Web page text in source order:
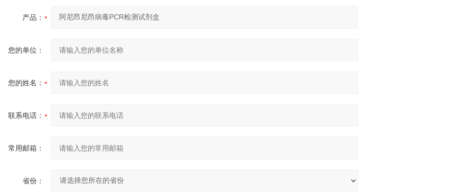
产品：
您的单位：
您的姓名：
联系电话：
常用邮箱：
省份：